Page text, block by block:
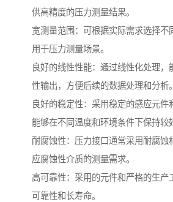
供高精度的压力测量结果。
宽测量范围：可根据实际需求选择不
用于压力测量场景。
良好的线性性能：通过线性化处理，
性输出，方便后续的数据处理和分析。
良好的稳定性：采用稳定的感应元件
能够在不同温度和环境条件下保持较
耐腐蚀性：压力接口通常采用耐腐蚀
应腐蚀性介质的测量需求。
高可靠性：采用的元件和严格的生产
可靠性和长寿命。